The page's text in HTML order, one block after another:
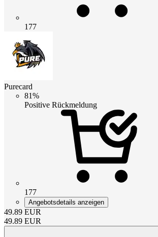
177
Purecard
81%
Positive Rückmeldung
177
Angebotsdetails anzeigen
49.89 EUR
49.89 EUR